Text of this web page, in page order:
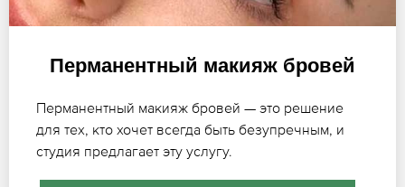
Перманентный макияж бровей
Перманентный макияж бровей — это решение
для тех, кто хочет всегда быть безупречным, и
студия предлагает эту услугу.